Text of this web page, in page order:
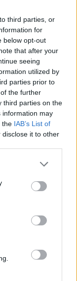
third parties, or
for
below opt-out
that after your
seeing
utilized by
parties prior to
the further
third parties on the
information may
the IAB’s List of
it to other
or more Google
You may click to
party tags to
in below Google